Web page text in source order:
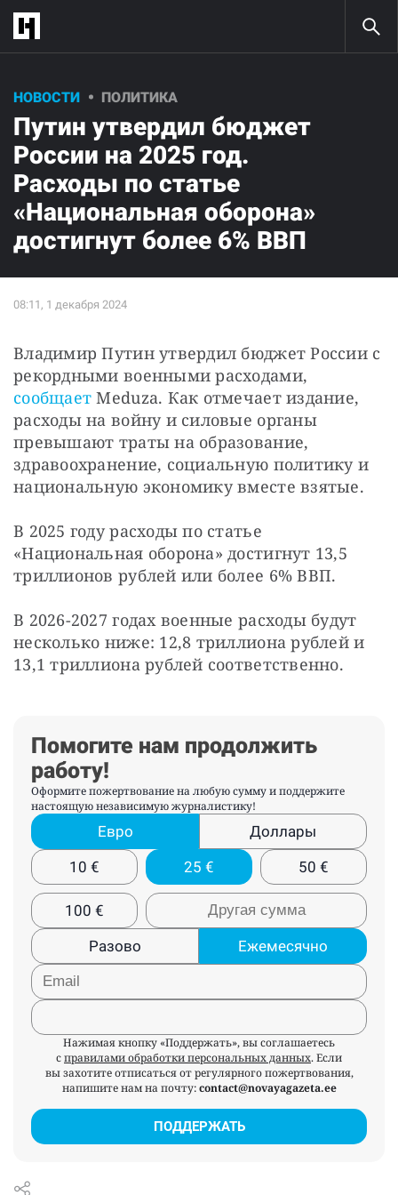
НОВОСТИ ПОЛИТИКА
Путин утвердил бюджет
России на 2025 год.
Расходы по статье
«Национальная оборона»
достигнут более 6% ВВП
Владимир Путин утвердил бюджет России с
сообщает Meduza. Как отмечает издание,
расходы на войну и силовые органы
превышают траты на образование,
здравоохранение, социальную политику и
национальную экономику вместе взятые.
В 2025 году расходы по статье
«Национальная оборона» достигнут 13,5
триллионов рублей или более 6% ВВП.
В 2026-2027 годах военные расходы будут
несколько ниже: 12,8 триллиона рублей и
13,1 триллиона рублей соответственно.
Помогите нам продолжить
работу!
Оформите пожертвование на любую сумму и поддержите
настоящую независимую журналистику!
Евро
Доллары
10 € 25 € 50 €
100 €
Разово
Ежемесячно
Нажимая кнопку «Поддержать», вы соглашаетесь
справилами обработки персональных данных. Если
вы захотите отписаться от регулярного пожертвования,
напишите нам на почту:contact@novayagazeta.ee
ПОДДЕРЖАТЬ